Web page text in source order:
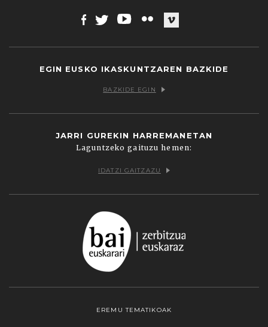
EGIN EUSKO IKASKUNTZAREN BAZKIDE
BAZKIDE EGIN
JARRI GUREKIN HARREMANETAN
Laguntzeko gaituzu hemen:
IDATZI GAITZAZU
EREMU TEMATIKOAK